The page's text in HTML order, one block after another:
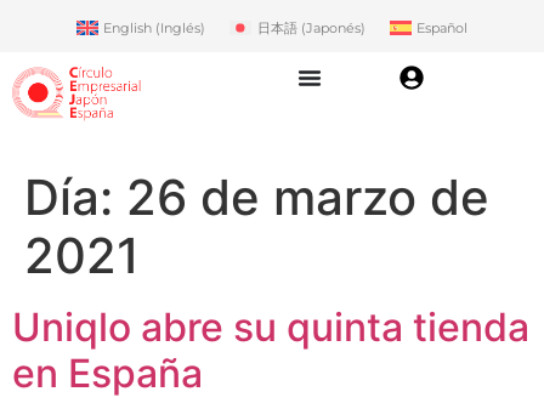
English (Inglés) 日本語(Japonés) Español
Día: 26 de marzo de
2021
Uniqlo abre su quinta tienda
en España